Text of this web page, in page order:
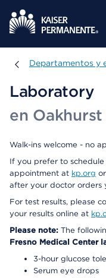
Departamentos y
Departamentos y
Laboratory
en
Walk-ins welcome - no
If you prefer to
appointment at kp.org
after your doctor orders
For test results, please
your results online at
Please note: The
Fresno Medical Center
3-hour glucose
Serum eye drops